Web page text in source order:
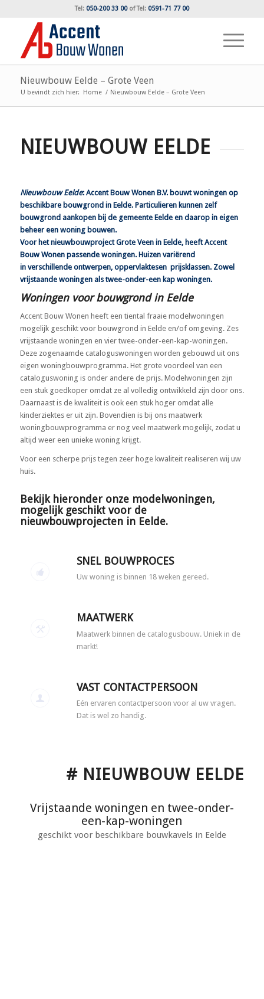
Tel: 050-200 33 00ofTel: 0591-71 77 00
Nieuwbouw Eelde – Grote Veen
U bevindt zich hier: Home / Nieuwbouw Eelde – Grote Veen
NIEUWBOUW EELDE
Nieuwbouw Eelde: Accent Bouw Wonen B.V. bouwt woningen op
beschikbare bouwgrond in Eelde. Particulieren kunnen zelf
bouwgrond aankopen bij de gemeente Eelde en daarop in eigen
beheer een woning bouwen.
Voor het nieuwbouwproject Grote Veen in Eelde, heeft Accent
Bouw Wonen passende woningen. Huizen variërend
in verschillende ontwerpen, oppervlaktesen prijsklassen. Zowel
vrijstaande woningen als twee-onder-een kap woningen.
Woningen voor bouwgrond in Eelde
Accent Bouw Wonen heeft een tiental fraaie modelwoningen
mogelijk geschikt voor bouwgrond in Eelde en/of omgeving. Zes
vrijstaande woningen en vier twee-onder-een-kap-woningen.
Deze zogenaamde cataloguswoningen worden gebouwd uit ons
eigen woningbouwprogramma. Het grote voordeel van een
cataloguswoning is onder andere de prijs. Modelwoningen zijn
een stuk goedkoper omdat ze al volledig ontwikkeld zijn door ons.
Daarnaast is de kwaliteit is ook een stuk hoger omdat alle
kinderziektes er uit zijn. Bovendien is bij ons maatwerk
woningbouwprogramma er nog veel maatwerk mogelijk, zodat u
altijd weer een unieke woning krijgt.
Voor een scherpe prijs tegen zeer hoge kwaliteit realiseren wij uw
huis.
Bekijk hieronder onze modelwoningen,
mogelijk geschikt voor de
nieuwbouwprojecten in Eelde.
SNEL BOUWPROCES
Uw woning is binnen 18 weken gereed.
MAATWERK
Maatwerk binnen de catalogusbouw. Uniek in de
markt!
VAST CONTACTPERSOON
Eén ervaren contactpersoon voor al uw vragen.
Dat is wel zo handig.
# NIEUWBOUW EELDE
Vrijstaande woningen en twee-onder-
een-kap-woningen
geschikt voor beschikbare bouwkavels in Eelde